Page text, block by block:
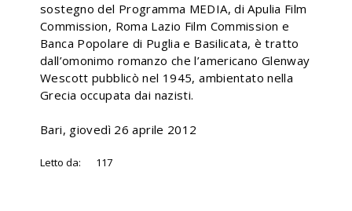
sostegno del Programma MEDIA, di Apulia Film
Commission, Roma Lazio Film Commission e
Banca Popolare di Puglia e Basilicata, è tratto
dall’omonimo romanzo che l’americano Glenway
Wescott pubblicò nel 1945, ambientato nella
Grecia occupata dai nazisti.
Bari, giovedì 26 aprile 2012
Letto da: 117